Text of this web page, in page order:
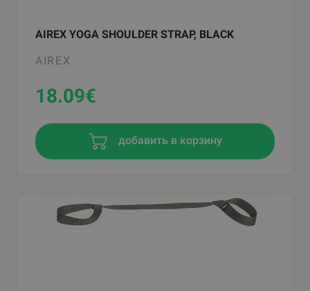
AIREX YOGA SHOULDER STRAP, BLACK
AIREX
18.09€
добавить в корзину